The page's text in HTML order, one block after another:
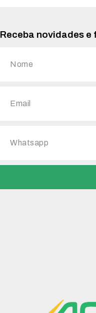
Receba novidades